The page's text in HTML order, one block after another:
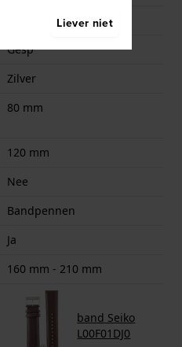
Gesp
Zilver
80 mm
120 mm
Nee
Bandpennen
Ja
160 mm - 210 mm
band Seiko
L00F01DJ0
Liever niet